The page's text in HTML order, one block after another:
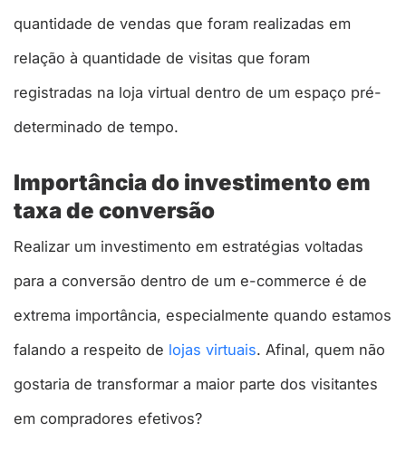
quantidade de vendas que foram realizadas em
relação à quantidade de visitas que foram
registradas na loja virtual dentro de um espaço pré-
determinado de tempo.
Importância do investimento em
taxa de conversão
Realizar um investimento em estratégias voltadas
para a conversão dentro de um e-commerce é de
extrema importância, especialmente quando estamos
falando a respeito de lojas virtuais. Afinal, quem não
gostaria de transformar a maior parte dos visitantes
em compradores efetivos?